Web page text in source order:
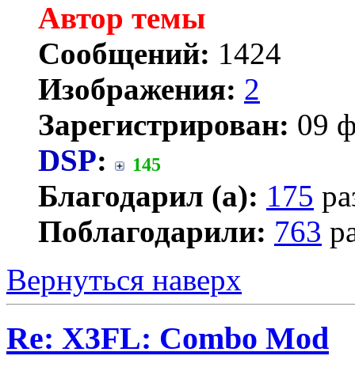
Автор темы
Сообщений: 1424
Изображения: 2
Зарегистрирован: 09
DSP: 145
Благодарил (а): 175
Поблагодарили: 763
Вернуться наверх
Re: X3FL: Combo Mod